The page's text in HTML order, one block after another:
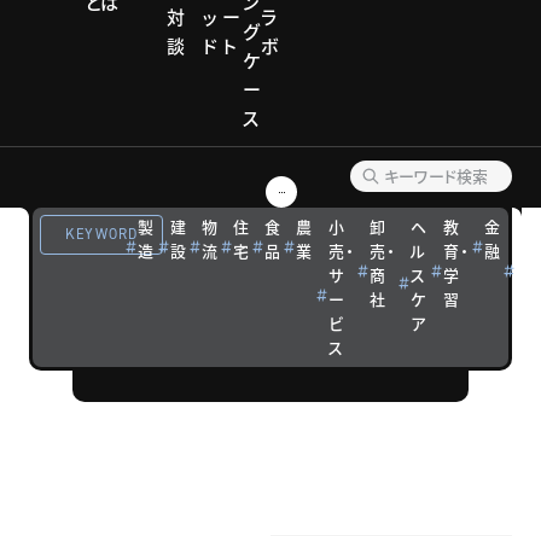
対
談
ッ
ド
ー
ト
グ
ケ
ー
ス
ラ
ボ
KEYWORD製
造
建
設
物
流
住
宅
食
品
農
業
小
売・
サ
ー
ビ
ス
卸
売・
商
社
ヘ
ル
ス
ケ
ア
教
育・
学
習
金
融
モデル企業
モデル
企業
優れた経営戦
略を実践する